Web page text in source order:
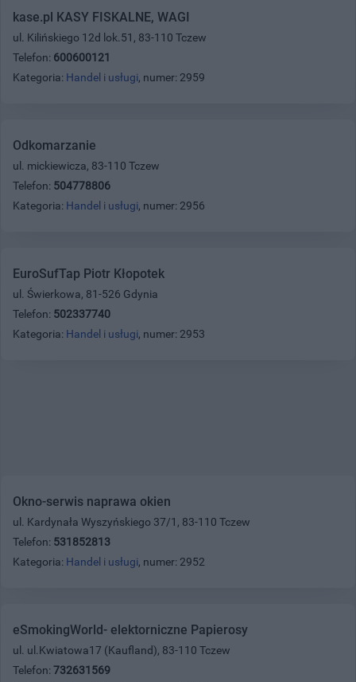
kase.pl KASY FISKALNE, WAGI
ul. Kilińskiego 12d lok.51, 83-110 Tczew
Telefon: 600600121
Kategoria: Handel i usługi, numer: 2959
Odkomarzanie
ul. mickiewicza, 83-110 Tczew
Telefon: 504778806
Kategoria: Handel i usługi, numer: 2956
EuroSufTap Piotr Kłopotek
ul. Świerkowa, 81-526 Gdynia
Telefon: 502337740
Kategoria: Handel i usługi, numer: 2953
Okno-serwis naprawa okien
ul. Kardynała Wyszyńskiego 37/1, 83-110 Tczew
Telefon: 531852813
Kategoria: Handel i usługi, numer: 2952
eSmokingWorld- elektorniczne Papierosy
ul. ul.Kwiatowa17 (Kaufland), 83-110 Tczew
Telefon: 732631569